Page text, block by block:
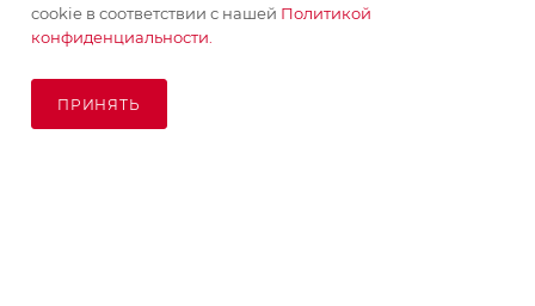
ПОДПИСАТЬСЯ НА РАССЫЛКУ
cookie в соответствии с нашей Политикой
конфиденциальности.
ПРИНЯТЬ